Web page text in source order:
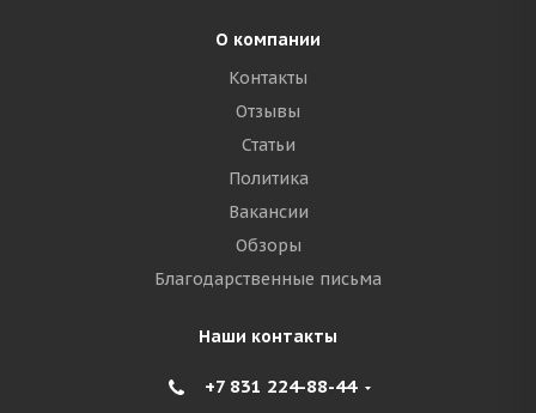
О компании
Контакты
Отзывы
Статьи
Политика
Вакансии
Обзоры
Благодарственные письма
Наши контакты
+7 831 224-88-44